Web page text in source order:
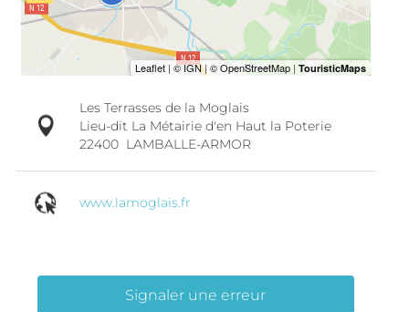
Les Terrasses de la Moglais
Lieu-dit La Métairie d'en Haut la Poterie
22400 LAMBALLE-ARMOR
www.lamoglais.fr
Signaler une erreur